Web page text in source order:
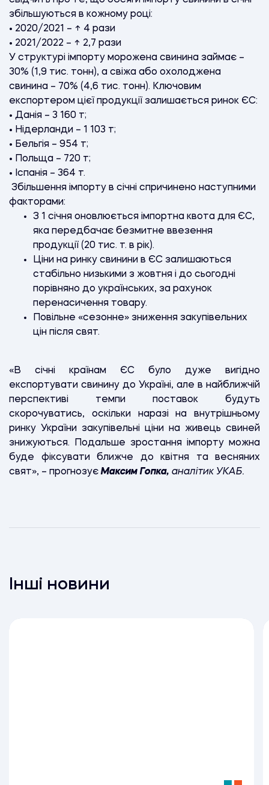
збільшуються в кожному році:
• 2020/2021 – ↑ 4 рази
• 2021/2022 – ↑ 2,7 рази
У структурі імпорту морожена свинина займає –
30% (1,9 тис. тонн), а свіжа або охолоджена
свинина – 70% (4,6 тис. тонн). Ключовим
експортером цієї продукції залишається ринок ЄС:
• Данія – 3 160 т;
• Нідерланди – 1 103 т;
• Бельгія – 954 т;
• Польща – 720 т;
• Іспанія – 364 т.
Збільшення імпорту в січні спричинено наступними
факторами:
З 1 січня оновлюється імпортна квота для ЄС,
яка передбачає безмитне ввезення
продукції (20 тис. т. в рік).
Ціни на ринку свинини в ЄС залишаються
стабільно низькими з жовтня і до сьогодні
порівняно до українських, за рахунок
перенасичення товару.
Повільне «сезонне» зниження закупівельних
цін після свят.
«В січні країнам ЄС було дуже вигідно
експортувати свинину до Україні, але в найближчій
перспективі темпи поставок будуть
скорочуватись, оскільки наразі на внутрішньому
ринку України закупівельні ціни на живець свиней
знижуються. Подальше зростання імпорту можна
буде фіксувати ближче до квітня та весняних
свят», – прогнозує Максим Гопка, аналітик УКАБ.
Інші новини